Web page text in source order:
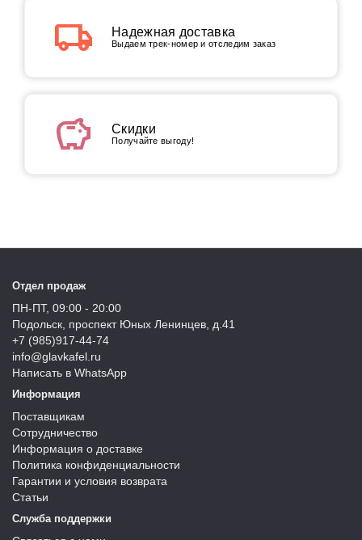
local_shipping Надежная доставка
Выдаем трек-номер и отследим заказ
savings Скидки
Получайте выгоду!
Отдел продаж
ПН-ПТ, 09:00 - 20:00
Подольск, проспект Юных Ленинцев, д.41
+7 (985)917-44-74
info@glavkafel.ru
Написать в WhatsApp
Информация
Поставщикам
Сотрудничество
Информация о доставке
Политика конфиденциальности
Гарантии и условия возврата
Статьи
Служба поддержки